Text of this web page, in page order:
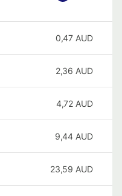
0,47 AUD
2,36 AUD
4,72 AUD
9,44 AUD
23,59 AUD